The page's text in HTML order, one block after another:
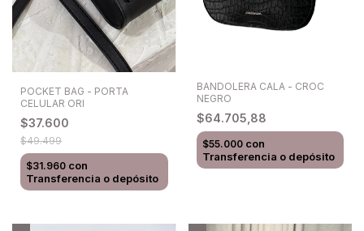
POCKET BAG - PORTA
CELULAR ORI
$37.600
$49.499
$31.960 con
Transferencia o depósito
BANDOLERA CALA - CROC
NEGRO
$64.705,88
$55.000 con
Transferencia o depósito